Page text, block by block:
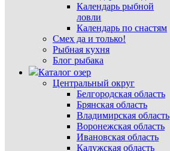
Календарь рыбной
ловли
Календарь по снастям
Смех да и только!
Рыбная кухня
Блог рыбака
Каталог озер
Центральный округ
Белгородская область
Брянская область
Владимирская область
Воронежская область
Ивановская область
Калужская область